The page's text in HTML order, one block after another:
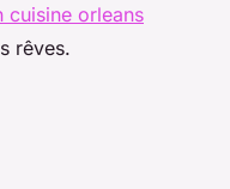
cuisine orleans
rêves.